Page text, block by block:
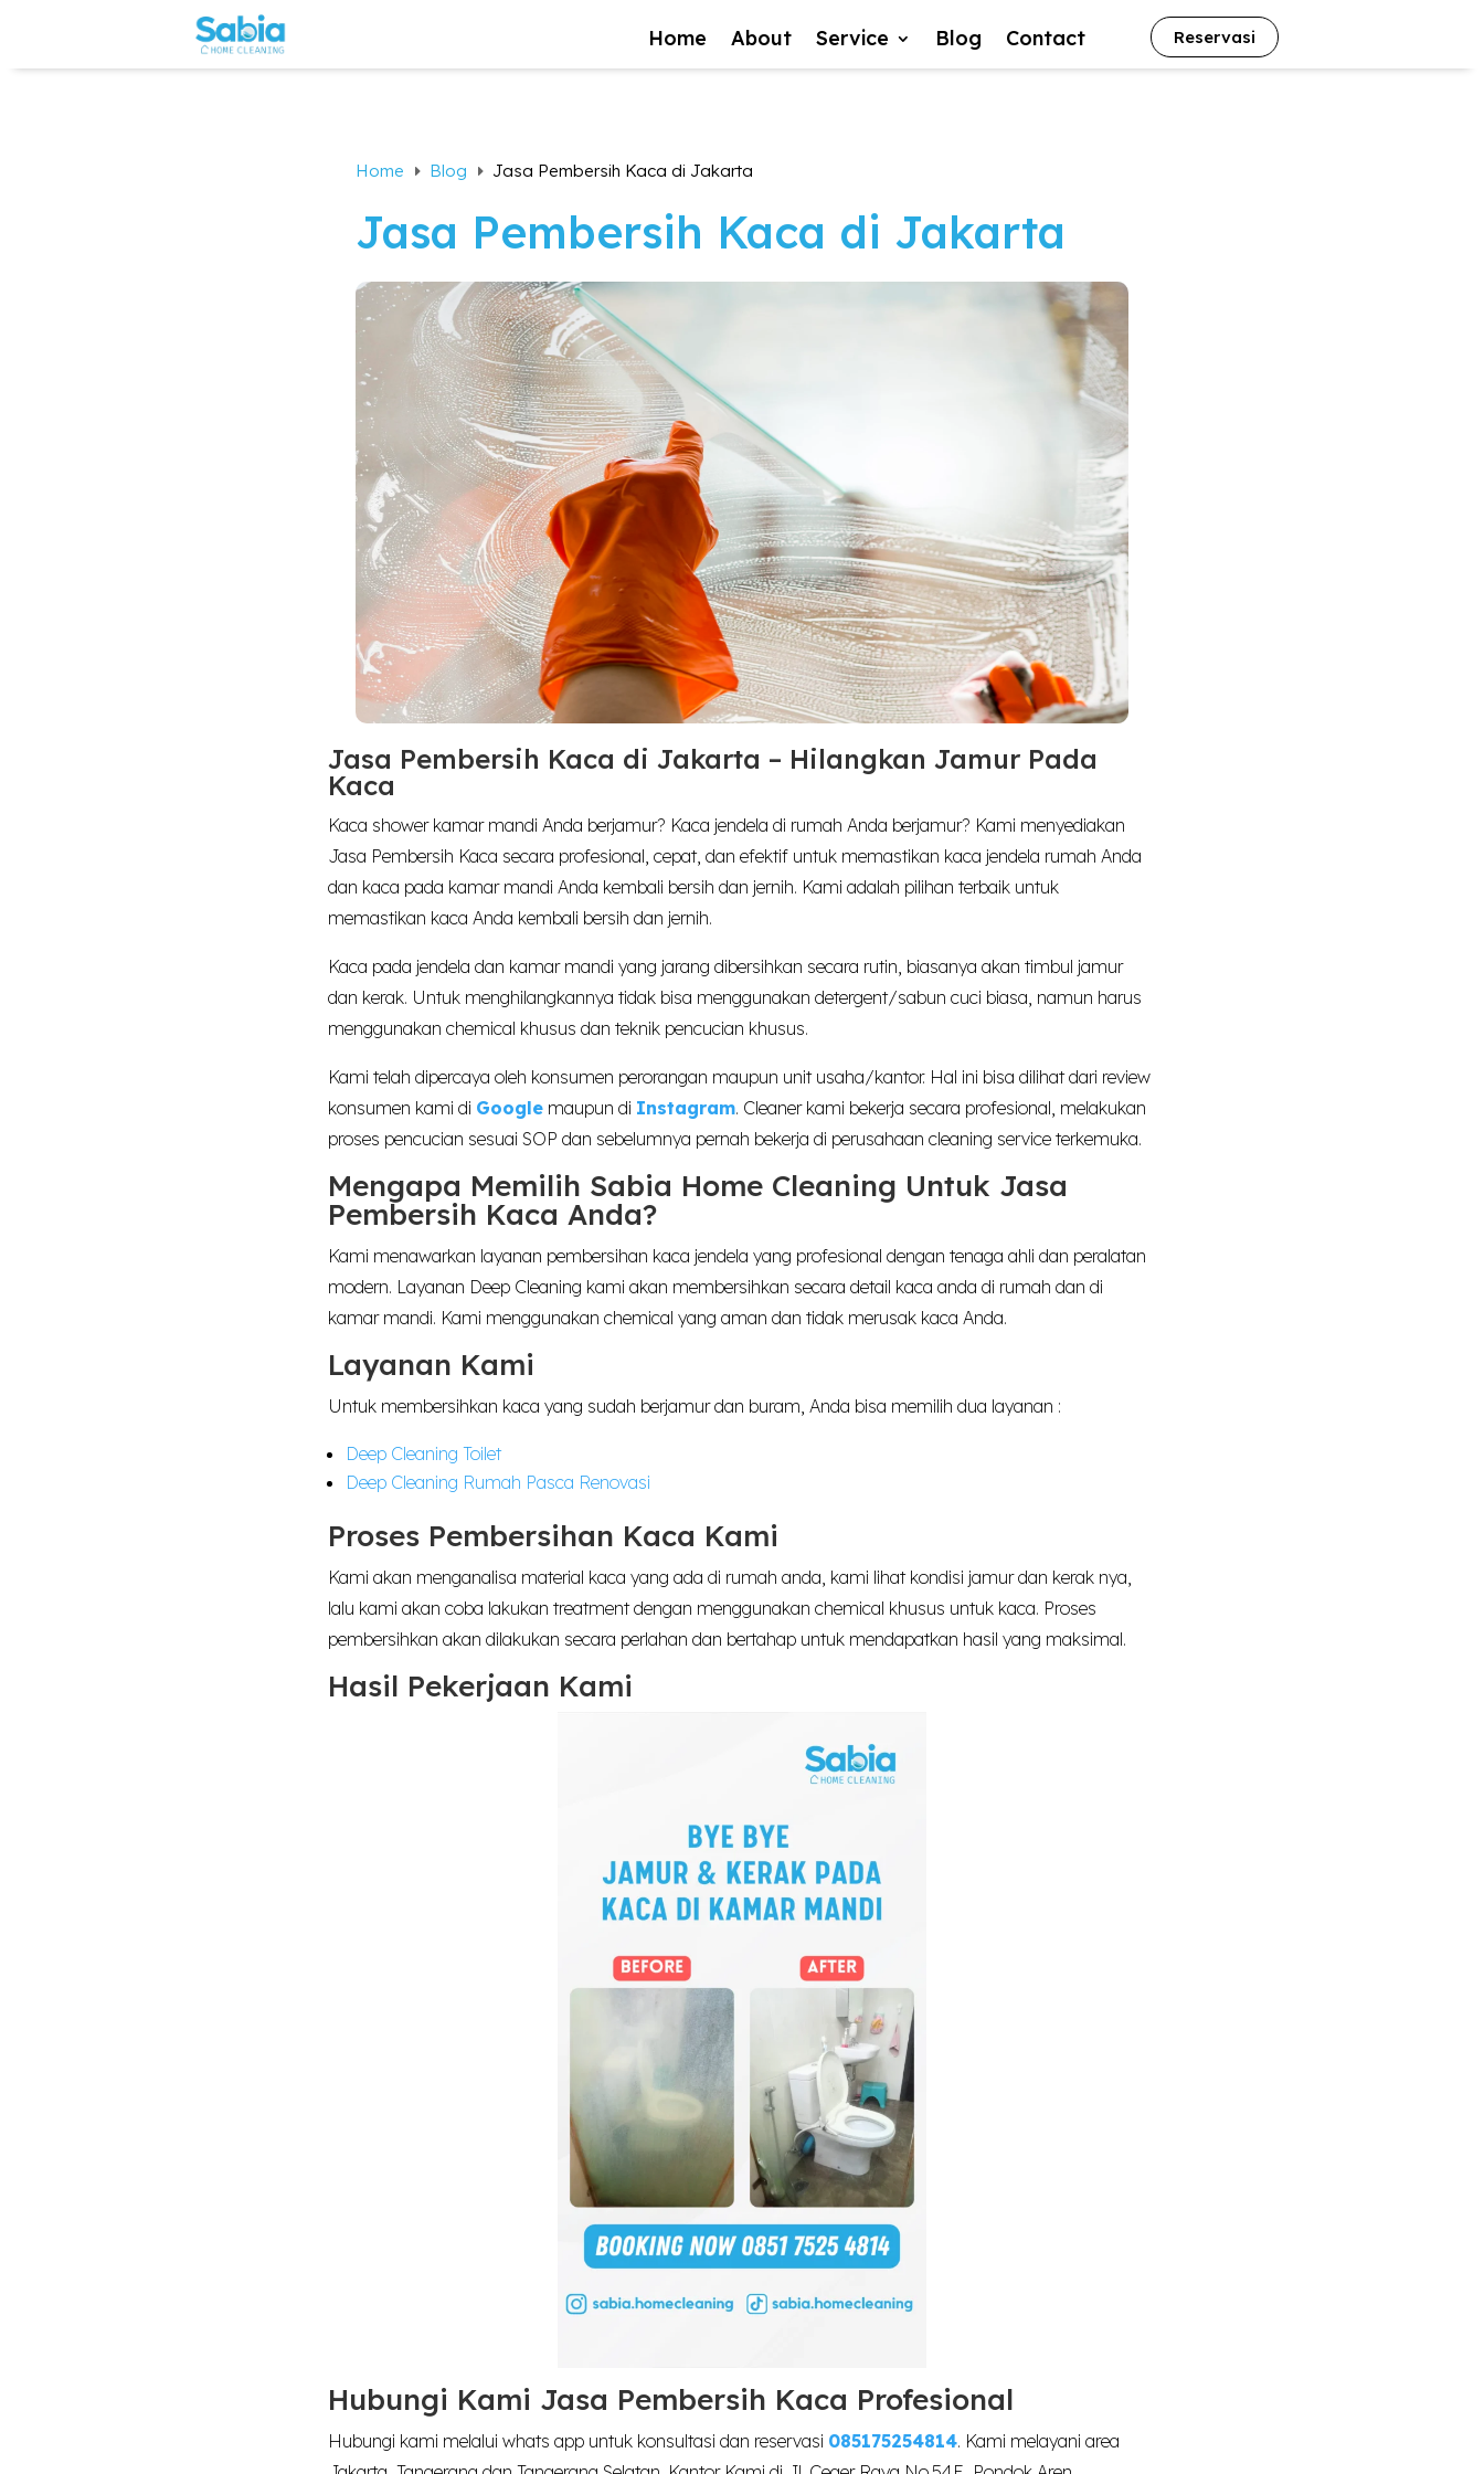
Home About Service Blog Contact Reservasi
Home E Blog E Jasa Pembersih Kaca di Jakarta
Jasa Pembersih Kaca di Jakarta
Jasa Pembersih Kaca di Jakarta – Hilangkan Jamur Pada
Kaca
Kaca shower kamar mandi Anda berjamur? Kaca jendela di rumah Anda berjamur? Kami menyediakan
Jasa Pembersih Kaca secara profesional, cepat, dan efektif untuk memastikan kaca jendela rumah Anda
dan kaca pada kamar mandi Anda kembali bersih dan jernih. Kami adalah pilihan terbaik untuk
memastikan kaca Anda kembali bersih dan jernih.
Kaca pada jendela dan kamar mandi yang jarang dibersihkan secara rutin, biasanya akan timbul jamur
dan kerak. Untuk menghilangkannya tidak bisa menggunakan detergent/sabun cuci biasa, namun harus
menggunakan chemical khusus dan teknik pencucian khusus.
Kami telah dipercaya oleh konsumen perorangan maupun unit usaha/kantor. Hal ini bisa dilihat dari review
konsumen kami di Google maupun di Instagram. Cleaner kami bekerja secara profesional, melakukan
proses pencucian sesuai SOP dan sebelumnya pernah bekerja di perusahaan cleaning service terkemuka.
Mengapa Memilih Sabia Home Cleaning Untuk Jasa
Pembersih Kaca Anda?
Kami menawarkan layanan pembersihan kaca jendela yang profesional dengan tenaga ahli dan peralatan
modern. Layanan Deep Cleaning kami akan membersihkan secara detail kaca anda di rumah dan di
kamar mandi. Kami menggunakan chemical yang aman dan tidak merusak kaca Anda.
Layanan Kami
Untuk membersihkan kaca yang sudah berjamur dan buram, Anda bisa memilih dua layanan :
Deep Cleaning Toilet
Deep Cleaning Rumah Pasca Renovasi
Proses Pembersihan Kaca Kami
Kami akan menganalisa material kaca yang ada di rumah anda, kami lihat kondisi jamur dan kerak nya,
lalu kami akan coba lakukan treatment dengan menggunakan chemical khusus untuk kaca. Proses
pembersihkan akan dilakukan secara perlahan dan bertahap untuk mendapatkan hasil yang maksimal.
Hasil Pekerjaan Kami
Hubungi Kami Jasa Pembersih Kaca Profesional
Hubungi kami melalui whats app untuk konsultasi dan reservasi 085175254814. Kami melayani area